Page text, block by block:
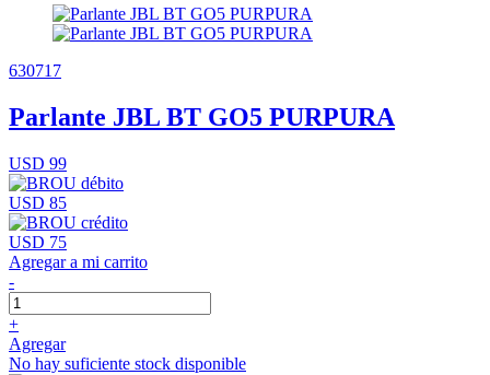
630717
Parlante JBL BT GO5 PURPURA
USD 99
USD 85
USD 75
Agregar a mi carrito
-
+
Agregar
No hay suficiente stock disponible